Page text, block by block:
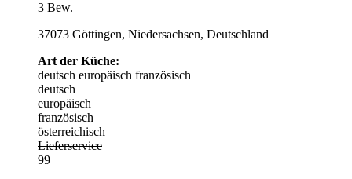
3 Bew.
37073 Göttingen, Niedersachsen, Deutschland
Art der Küche:
deutsch europäisch französisch
deutsch
europäisch
französisch
österreichisch
Lieferservice
99